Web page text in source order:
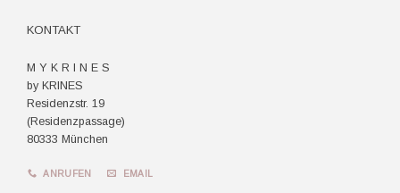
KONTAKT
M Y K R I N E S
by KRINES
Residenzstr. 19
(Residenzpassage)
80333 München
ANRUFEN EMAIL